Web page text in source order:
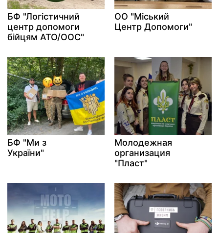
БФ "Логістичний
центр допомоги
бійцям АТО/ООС"
ОО "Міський
Центр Допомоги"
БФ "Ми з
України"
Молодежная
организация
"Пласт"